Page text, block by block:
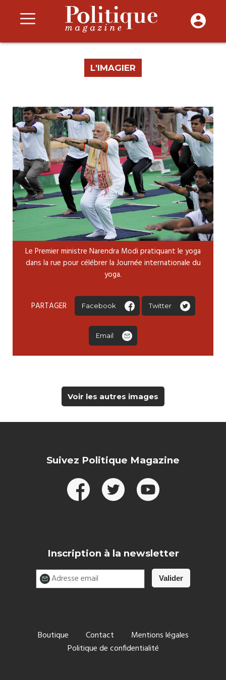
L'IMAGIER
Le Premier ministre Narendra Modi pratiquant le yoga
dans la rue pour célébrer la Journée internationale du
yoga.
PARTAGER Facebook Twitter
Email
Voir les autres images
Suivez Politique Magazine
Inscription à la newsletter
Boutique Contact
Mentions légales
Politique de confidentialité